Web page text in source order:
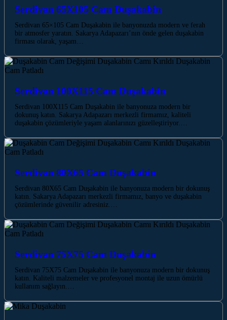
Serdivan 65X105 Cam Duşakabin
Serdivan 65×105 Cam Duşakabin ile banyonuzda modern ve ferah
bir atmosfer yaratın. Sakarya Adapazarı’nın önde gelen duşakabin
firması olarak, yaşam…
Serdivan 100X115 Cam Duşakabin
Serdivan 100X115 Cam Duşakabin ile banyonuza modern bir
dokunuş katın. Sakarya Adapazarı merkezli firmamız, kaliteli
duşakabin çözümleriyle yaşam alanlarınızı güzelleştiriyor.…
Serdivan 80X65 Cam Duşakabin
Serdivan 80X65 Cam Duşakabin ile banyonuza modern bir dokunuş
katın. Sakarya Adapazarı merkezli firmamız, banyo ve duşakabin
çözümlerinde güvenilir adresiniz.…
Serdivan 75X75 Cam Duşakabin
Serdivan 75X75 Cam Duşakabin ile banyonuza modern bir dokunuş
katın. Kaliteli malzemeler ve profesyonel montaj ile uzun ömürlü
kullanım sağlayın.…